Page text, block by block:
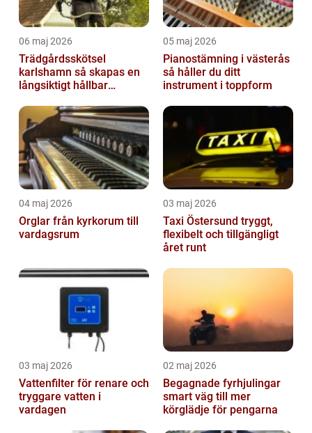
06 maj 2026
Trädgårdsskötsel
karlshamn så skapas en
långsiktigt hållbar
05 maj 2026
Pianostämning i västerås
så håller du ditt
instrument i toppform
04 maj 2026
Orglar från kyrkorum till
vardagsrum
03 maj 2026
Taxi Östersund tryggt,
flexibelt och tillgängligt
året runt
03 maj 2026
Vattenfilter för renare och
tryggare vatten i
vardagen
02 maj 2026
Begagnade fyrhjulingar
smart väg till mer
körglädje för pengarna